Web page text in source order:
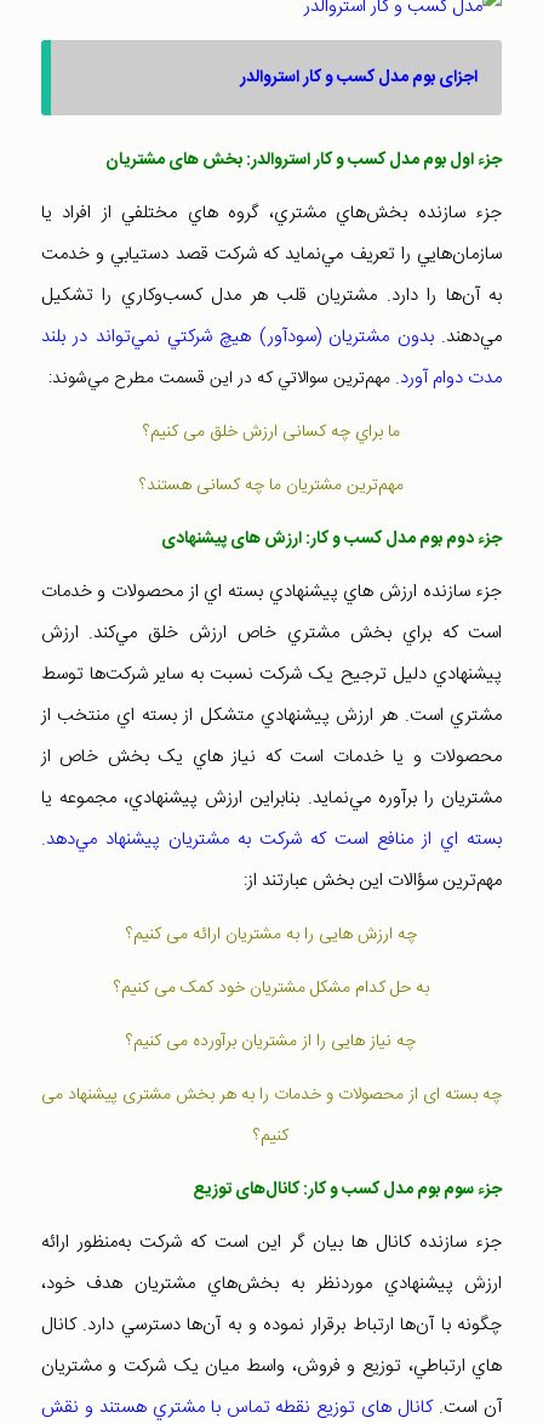
اجزای بوم مدل کسب و کار استروالدر
جزء اول بوم مدل کسب و کار استروالدر: بخش های مشتريان
جزء سازنده بخش‌هاي مشتري، گروه هاي مختلفي از افراد يا
سازمان‌هايي را تعريف مي‌نمايد که شرکت قصد دستيابي و خدمت
به آن‌ها را دارد. مشتريان قلب هر مدل کسب‌وکاري را تشکيل
مي‌دهند.بدون مشتريان (سودآور) هيچ شرکتي نمي‌تواند در بلند
مدت دوام آورد. مهم‌ترين سوالاتي که در اين قسمت مطرح مي‌شوند:
ما براي چه کسانی ارزش خلق می کنيم؟
مهم‌ترين مشتريان ما چه کسانی هستند؟
جزء دوم بوم مدل کسب و کار: ارزش های پيشنهادی
جزء سازنده ارزش هاي پيشنهادي بسته اي از محصولات و خدمات
است که براي بخش مشتري خاص ارزش خلق مي‌کند. ارزش
پيشنهادي دليل ترجيح يک شرکت نسبت به ساير شرکت‌ها توسط
مشتري است. هر ارزش پيشنهادي متشکل از بسته اي منتخب از
محصولات و يا خدمات است که نياز هاي يک بخش خاص از
مشتريان را برآوره مي‌نمايد. بنابراين ارزش پيشنهادي، مجموعه يا
بسته اي از منافع است که شرکت به مشتريان پيشنهاد مي‌دهد.
مهم‌ترين سؤالات اين بخش عبارتند از:
چه ارزش هایی را به مشتريان ارائه می کنيم؟
به حل کدام مشکل مشتريان خود کمک می کنيم؟
چه نياز هایی را از مشتريان برآورده می کنيم؟
چه بسته ای از محصولات و خدمات را به هر بخش مشتری پيشنهاد می
کنيم؟
جزء سوم بوم مدل کسب و کار: کانال‌های توزيع
جزء سازنده کانال ها بيان گر اين است که شرکت به‌منظور ارائه
ارزش پيشنهادي موردنظر به بخش‌هاي مشتريان هدف خود،
چگونه با آن‌ها ارتباط برقرار نموده و به آن‌ها دسترسي دارد. کانال
هاي ارتباطي، توزيع و فروش، واسط ميان يک شرکت و مشتريان
آن است.کانال های توزیع نقطه تماس با مشتري هستند و نقش